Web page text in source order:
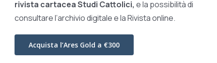
rivista cartacea Studi Cattolici, e la possibilità di
consultare l’archivio digitale e la Rivista online.
Acquista l’Ares Gold a €300